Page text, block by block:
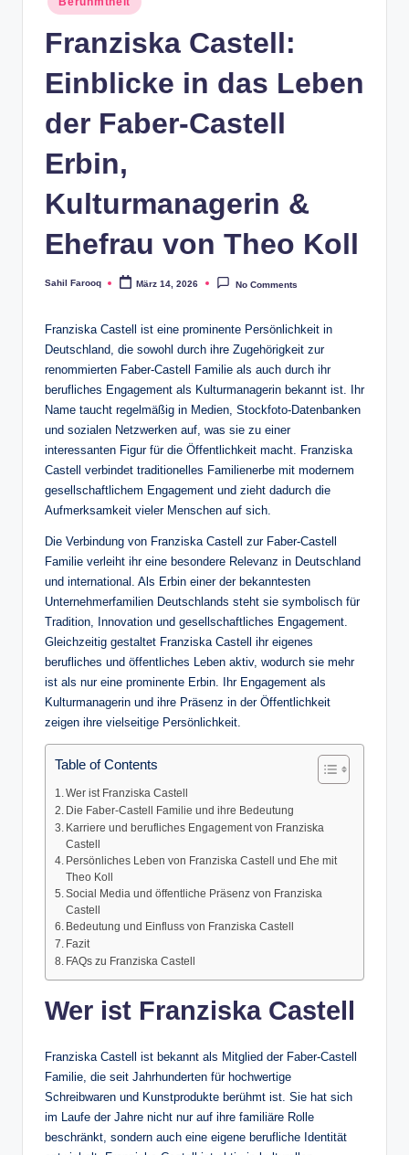
in
Franziska Castell:
Einblicke in das Leben
der Faber-Castell
Erbin,
Kulturmanagerin &
Ehefrau von Theo Koll
Posted
Sahil Farooq März 14, 2026 No Comments
Franziska Castell ist eine prominente Persönlichkeit in
Deutschland, die sowohl durch ihre Zugehörigkeit zur
renommierten Faber-Castell Familie als auch durch ihr
berufliches Engagement als Kulturmanagerin bekannt ist. Ihr
Name taucht regelmäßig in Medien, Stockfoto-Datenbanken
und sozialen Netzwerken auf, was sie zu einer
interessanten Figur für die Öffentlichkeit macht. Franziska
Castell verbindet traditionelles Familienerbe mit modernem
gesellschaftlichem Engagement und zieht dadurch die
Aufmerksamkeit vieler Menschen auf sich.
Die Verbindung von Franziska Castell zur Faber-Castell
Familie verleiht ihr eine besondere Relevanz in Deutschland
und international. Als Erbin einer der bekanntesten
Unternehmerfamilien Deutschlands steht sie symbolisch für
Tradition, Innovation und gesellschaftliches Engagement.
Gleichzeitig gestaltet Franziska Castell ihr eigenes
berufliches und öffentliches Leben aktiv, wodurch sie mehr
ist als nur eine prominente Erbin. Ihr Engagement als
Kulturmanagerin und ihre Präsenz in der Öffentlichkeit
zeigen ihre vielseitige Persönlichkeit.
Table of Contents
Wer ist Franziska Castell
Die Faber-Castell Familie und ihre Bedeutung
Karriere und berufliches Engagement von Franziska
Castell
Persönliches Leben von Franziska Castell und Ehe mit
Theo Koll
Social Media und öffentliche Präsenz von Franziska
Castell
Bedeutung und Einfluss von Franziska Castell
Fazit
FAQs zu Franziska Castell
Wer ist Franziska Castell
Franziska Castell ist bekannt als Mitglied der Faber-Castell
Familie, die seit Jahrhunderten für hochwertige
Schreibwaren und Kunstprodukte berühmt ist. Sie hat sich
im Laufe der Jahre nicht nur auf ihre familiäre Rolle
beschränkt, sondern auch eine eigene berufliche Identität